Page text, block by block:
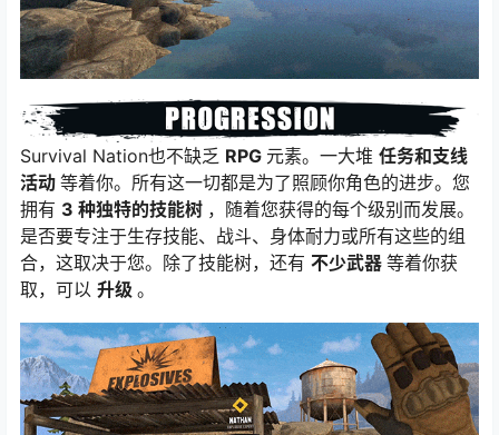
Survival Nation也不缺乏 RPG 元素。一大堆 任务和支线
活动 等着你。所有这一切都是为了照顾你角色的进步。您
拥有 3 种独特的技能树 ，随着您获得的每个级别而发展。
是否要专注于生存技能、战斗、身体耐力或所有这些的组
合，这取决于您。除了技能树，还有 不少武器 等着你获
取，可以 升级 。